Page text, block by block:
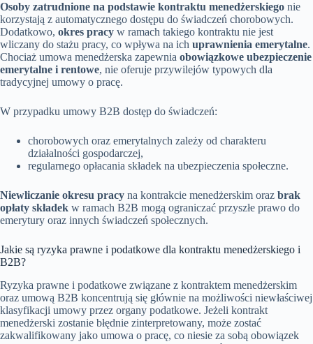
Osoby zatrudnione na podstawie kontraktu menedżerskiego nie
korzystają z automatycznego dostępu do świadczeń chorobowych.
Dodatkowo, okres pracy w ramach takiego kontraktu nie jest
wliczany do stażu pracy, co wpływa na ich uprawnienia emerytalne.
Chociaż umowa menedżerska zapewnia obowiązkowe ubezpieczenie
emerytalne i rentowe, nie oferuje przywilejów typowych dla
tradycyjnej umowy o pracę.
W przypadku umowy B2B dostęp do świadczeń:
chorobowych oraz emerytalnych zależy od charakteru
działalności gospodarczej,
regularnego opłacania składek na ubezpieczenia społeczne.
Niewliczanie okresu pracy na kontrakcie menedżerskim oraz brak
opłaty składek w ramach B2B mogą ograniczać przyszłe prawo do
emerytury oraz innych świadczeń społecznych.
Jakie są ryzyka prawne i podatkowe dla kontraktu menedżerskiego i
B2B?
Ryzyka prawne i podatkowe związane z kontraktem menedżerskim
oraz umową B2B koncentrują się głównie na możliwości niewłaściwej
klasyfikacji umowy przez organy podatkowe. Jeżeli kontrakt
menedżerski zostanie błędnie zinterpretowany, może zostać
zakwalifikowany jako umowa o pracę, co niesie za sobą obowiązek